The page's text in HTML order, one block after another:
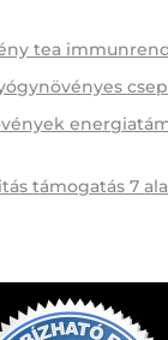
tea
támogatás 7